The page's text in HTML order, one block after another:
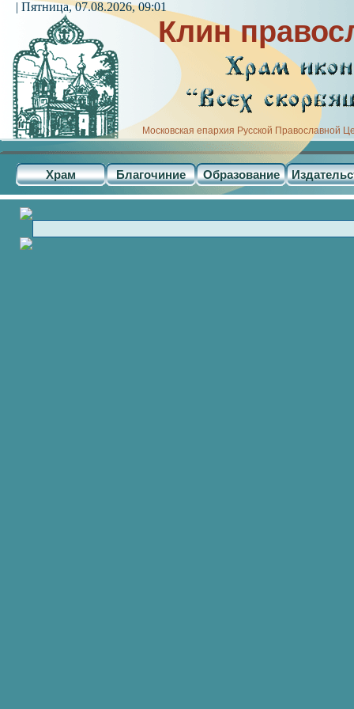
Клин
Московская епархия Русской Православной
Храм Благочиние Образование
| Пятница, 07.08.2026, 09:01